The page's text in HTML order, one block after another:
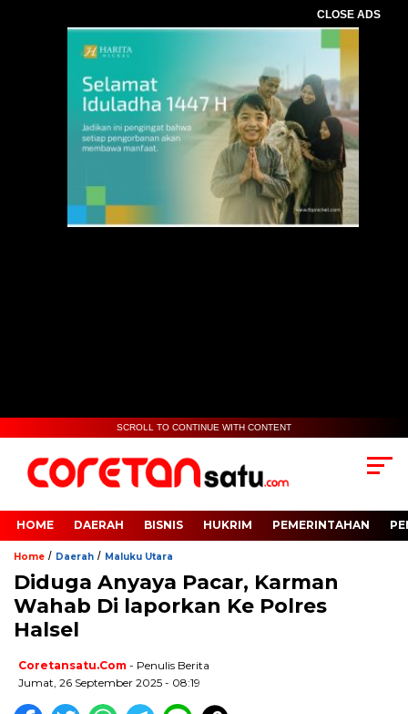
CLOSE ADS
SCROLL TO CONTINUE WITH CONTENT
HOME DAERAH BISNIS HUKRIM PEMERINTAHAN
Home / Daerah / Maluku Utara
Diduga Anyaya Pacar, Karman
Wahab Di laporkan Ke Polres
Halsel
Coretansatu.com - Penulis Berita
Jumat, 26 September 2025 - 08:19